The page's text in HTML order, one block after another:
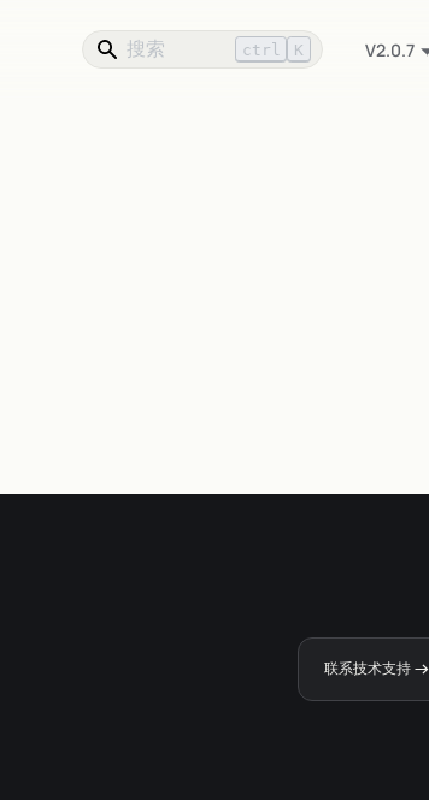
ctrl K V2.0.7
联系技术支持